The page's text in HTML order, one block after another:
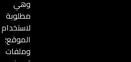
وهي
مطلوبة
لاستخدام
الموقع؛
وملفات